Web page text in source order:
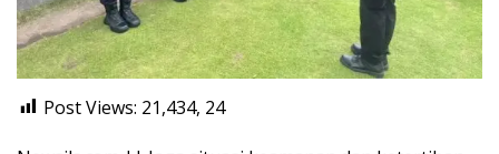
Post Views: 21,434, 24